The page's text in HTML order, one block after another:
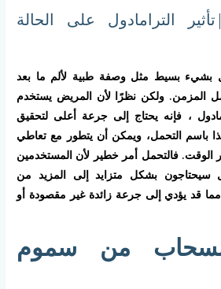
الترامادول على الحالة
بشيء بسيط مثل وصفة طبية لألم ما بعد
المزمن. ولكن نظرًا لأن المريض يستخدم
، فإنه يحتاج إلى جرعة أعلى لتحقيق
باسم التحمل، ويمكن أن يتطور مع تعاطي
الوقت. فالتحمل أمر خطير لأن المستخدمين
سيحتاجون بشكل متزايد إلى المزيد من
قد يؤدي إلى جرعة زائدة غير مقصودة أو
من سموم